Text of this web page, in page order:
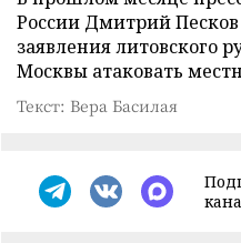
России Дмитрий Песков
заявления литовского
Москвы атаковать
Текст: Вера Басилая